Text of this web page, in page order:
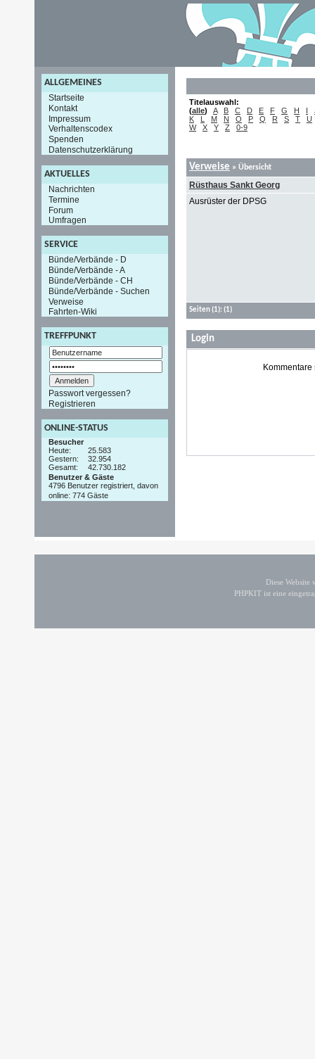
ALLGEMEINES
Startseite
Kontakt
Impressum
Verhaltenscodex
Spenden
Datenschutzerklärung
AKTUELLES
Nachrichten
Termine
Forum
Umfragen
SERVICE
Bünde/Verbände - D
Bünde/Verbände - A
Bünde/Verbände - CH
Bünde/Verbände - Suchen
Verweise
Fahrten-Wiki
TREFFPUNKT
Passwort vergessen?
Registrieren
ONLINE-STATUS
Besucher
Heute:
25.583
Gestern:
32.954
Gesamt:
42.730.182
Benutzer & Gäste
4796 Benutzer registriert, davon
online: 774 Gäste
Titelauswahl:
(alle) A B C D E F G H I
K
L M N O P Q R S T
U
W
X Y Z 0-9
Verweise » Übersicht
Rüsthaus Sankt Georg
Ausrüster der DPSG
Seiten(1): (1)
Login
Diese
PHPKIT ist eine